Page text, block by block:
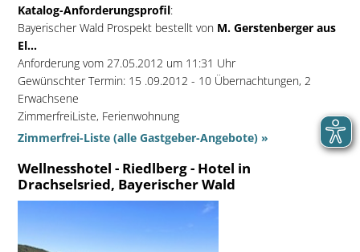
Katalog-Anforderungsprofil:
Bayerischer Wald Prospekt bestellt von M. Gerstenberger aus
El...
Anforderung vom 27.05.2012 um 11:31 Uhr
Gewünschter Termin: 15 .09.2012 - 10 Übernachtungen, 2
Erwachsene
ZimmerfreiListe, Ferienwohnung
Zimmerfrei-Liste (alle Gastgeber-Angebote) »
Wellnesshotel - Riedlberg - Hotel in
Drachselsried, Bayerischer Wald